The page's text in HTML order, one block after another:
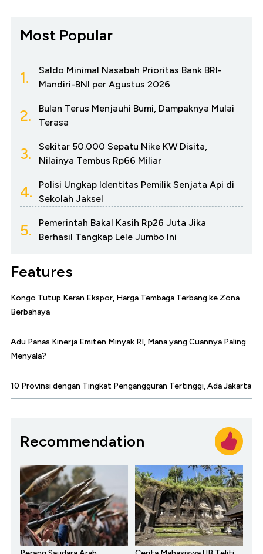
Most Popular
1.
Saldo Minimal Nasabah Prioritas Bank BRI-
Mandiri-BNI per Agustus 2026
2.
Bulan Terus Menjauhi Bumi, Dampaknya Mulai
Terasa
3.
Sekitar 50.000 Sepatu Nike KW Disita,
Nilainya Tembus Rp66 Miliar
4.
Polisi Ungkap Identitas Pemilik Senjata Api di
Sekolah Jaksel
5.
Pemerintah Bakal Kasih Rp26 Juta Jika
Berhasil Tangkap Lele Jumbo Ini
Features
Kongo Tutup Keran Ekspor, Harga Tembaga Terbang ke Zona
Berbahaya
Adu Panas Kinerja Emiten Minyak RI, Mana yang Cuannya Paling
Menyala?
10 Provinsi dengan Tingkat Pengangguran Tertinggi, Ada Jakarta
Recommendation